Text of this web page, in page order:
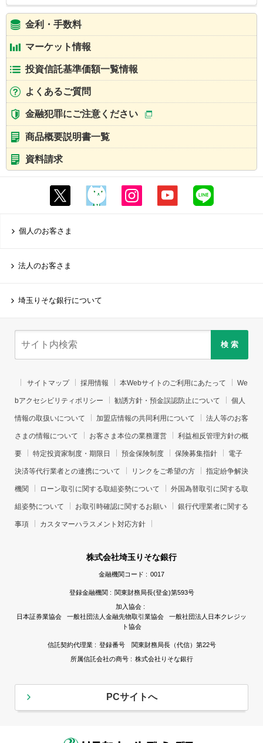
金利・手数料
マーケット情報
投資信託基準価額一覧情報
よくあるご質問
金融犯罪にご注意ください
商品概要説明書一覧
資料請求
個人のお客さま
法人のお客さま
埼玉りそな銀行について
検 索
サイトマップ 採用情報 本Webサイトのご利用にあたって We
bアクセシビリティポリシー 勧誘方針・預金誤認防止について 個人
情報の取扱いについて 加盟店情報の共同利用について 法人等のお客
さまの情報について お客さま本位の業務運営 利益相反管理方針の概
要 特定投資家制度・期限日 預金保険制度 保険募集指針 電子
決済等代行業者との連携について リンクをご希望の方 指定紛争解決
機関 ローン取引に関する取組姿勢について 外国為替取引に関する取
組姿勢について お取引時確認に関するお願い 銀行代理業者に関する
事項 カスタマーハラスメント対応方針
株式会社埼玉りそな銀行
金融機関コード : 0017
登録金融機関 : 関東財務局長(登金)第593号
加入協会 :
日本証券業協会 一般社団法人金融先物取引業協会 一般社団法人日本クレジッ
ト協会
信託契約代理業 : 登録番号 関東財務局長（代信）第22号
所属信託会社の商号 : 株式会社りそな銀行
PCサイトへ